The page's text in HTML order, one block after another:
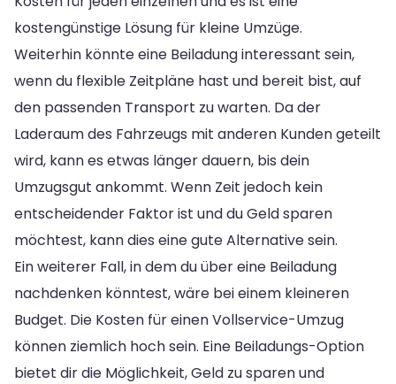
kostengünstige Lösung für kleine Umzüge.
Weiterhin könnte eine Beiladung interessant sein,
wenn du flexible Zeitpläne hast und bereit bist, auf
den passenden Transport zu warten. Da der
Laderaum des Fahrzeugs mit anderen Kunden geteilt
wird, kann es etwas länger dauern, bis dein
Umzugsgut ankommt. Wenn Zeit jedoch kein
entscheidender Faktor ist und du Geld sparen
möchtest, kann dies eine gute Alternative sein.
Ein weiterer Fall, in dem du über eine Beiladung
nachdenken könntest, wäre bei einem kleineren
Budget. Die Kosten für einen Vollservice-Umzug
können ziemlich hoch sein. Eine Beiladungs-Option
bietet dir die Möglichkeit, Geld zu sparen und